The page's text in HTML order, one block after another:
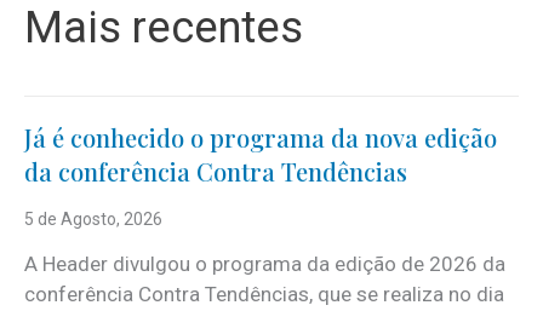
Mais recentes
Já é conhecido o programa da nova edição
da conferência Contra Tendências
5 de Agosto, 2026
A Header divulgou o programa da edição de 2026 da
conferência Contra Tendências, que se realiza no dia